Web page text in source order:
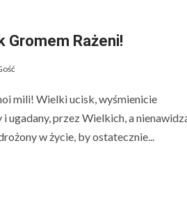
Gromem Rażeni!
mili! Wielki ucisk, wyśmienicie
ugadany, przez Wielkich, a
w życie, by ostatecznie...